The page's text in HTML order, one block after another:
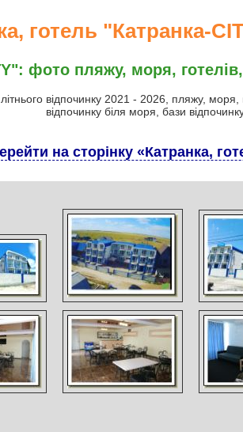
готель "Катранка-
фото пляжу, моря,
відпочинку 2021 - 2026, пляжу,
відпочинку біля моря, бази
на сторінку «Катранка,